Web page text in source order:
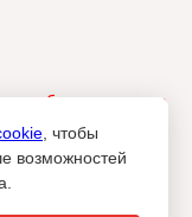
брендингового
только при
, чтобы
возможностей